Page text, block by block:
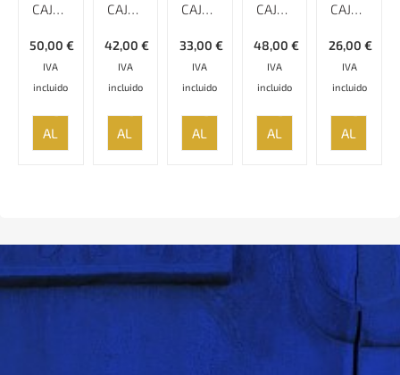
CAJA KHATAMKARI – 16 CM
€
50,00
IVA
incluido
AL
CARRITO
CAJA KHATAMKARI – 17 CM
€
42,00
IVA
incluido
AL
CARRITO
CAJA KHATAMKARI – 18 CM
€
33,00
IVA
incluido
AL
CARRITO
CAJA KHATAMKARI – 15 CM
€
48,00
IVA
incluido
AL
CARRITO
CAJA KHATAMKARI – 11 CM
€
26,00
IVA
incluido
AL
CARRITO